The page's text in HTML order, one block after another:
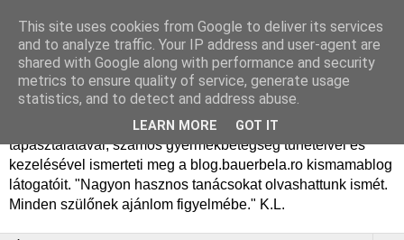
Dr. Bauer Béla Ph.D.
gyermekgyógyász
Dr. Bauer Béla Ph.D. gyermekgyógyász főorvos, 50 éves
tapasztalatával, számos gyermekbetegség tüneteivel és
kezelésével ismerteti meg a blog.bauerbela.ro kismamablog
látogatóit. "Nagyon hasznos tanácsokat olvashattunk ismét.
Minden szülőnek ajánlom figyelmébe." K.L.
This site uses cookies from Google to deliver its services
and to analyze traffic. Your IP address and user-agent are
shared with Google along with performance and security
metrics to ensure quality of service, generate usage
statistics, and to detect and address abuse.
LEARN MORE GOT IT